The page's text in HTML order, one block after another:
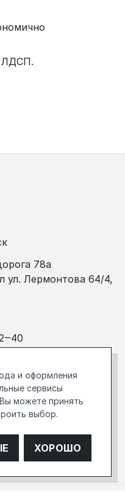
ЛДСП.
78а
ул. Лермонтова 64/4,
до 20:00
и оформления
сервисы
можете принять
выбор.
ХОРОШО